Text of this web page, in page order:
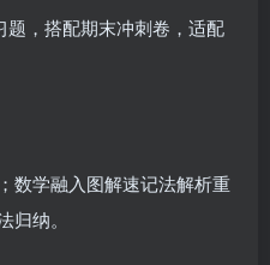
，搭配期末冲刺卷，适配
数学融入图解速记法解析重
纳。